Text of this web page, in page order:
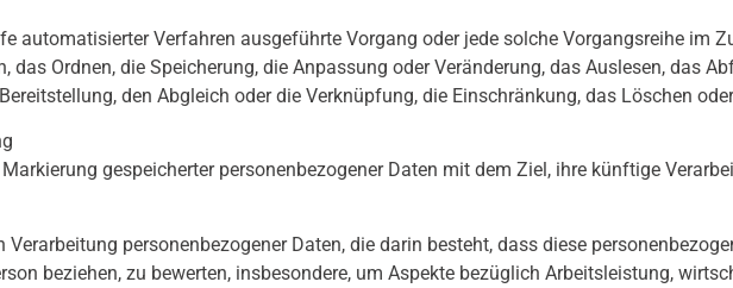
automatisierter Verfahren ausgeführte Vorgang oder jede solche Vorgangsreihe im
das Ordnen, die Speicherung, die Anpassung oder Veränderung, das Auslesen, das
den Abgleich oder die Verknüpfung, die Einschränkung, das Löschen
gespeicherter personenbezogener Daten mit dem Ziel, ihre künftige
personenbezogener Daten, die darin besteht, dass diese
beziehen, zu bewerten, insbesondere, um Aspekte bezüglich Arbeitsleistung,